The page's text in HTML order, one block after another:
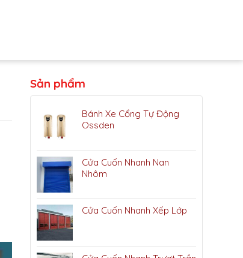
Sản phẩm
Bánh Xe Cổng Tự Động
Ossden
Cửa Cuốn Nhanh Nan
Nhôm
Cửa Cuốn Nhanh Xếp Lớp